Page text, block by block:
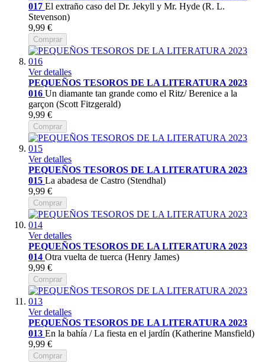
017 El extraño caso del Dr. Jekyll y Mr. Hyde (R. L.
Stevenson)
9,99 €
Comprar
Ver detalles
PEQUEÑOS TESOROS DE LA LITERATURA 2023
016 Un diamante tan grande como el Ritz/ Berenice a la
garçon (Scott Fitzgerald)
9,99 €
Comprar
Ver detalles
PEQUEÑOS TESOROS DE LA LITERATURA 2023
015 La abadesa de Castro (Stendhal)
9,99 €
Comprar
Ver detalles
PEQUEÑOS TESOROS DE LA LITERATURA 2023
014 Otra vuelta de tuerca (Henry James)
9,99 €
Comprar
Ver detalles
PEQUEÑOS TESOROS DE LA LITERATURA 2023
013 En la bahía / La fiesta en el jardín (Katherine Mansfield)
9,99 €
Comprar